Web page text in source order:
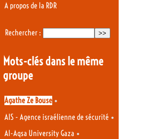
A propos de la RDR
Rechercher :
Mots-clés dans le même
groupe
Agathe Ze Bouse •
AIS - Agence israélienne de sécurité •
Al-Aqsa University Gaza •